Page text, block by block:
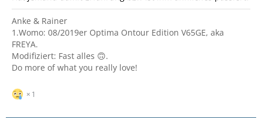
Anke & Rainer
1.Womo: 08/2019er Optima Ontour Edition V65GE, aka
FREYA.
Modifiziert: Fast alles 🙃.
Do more of what you really love!
1